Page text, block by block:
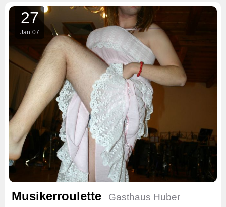
27
Jan 07
Musikerroulette Gasthaus Huber